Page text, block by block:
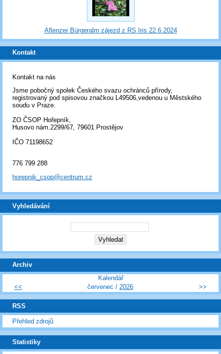
Aflenzer Bürgeralm zájezd z RS Iris 22.6.2024
Kontakt
Kontakt na nás
Jsme pobočný spolek Českého svazu ochránců přírody,
registrovaný pod spisovou značkou L49506,vedenou u Městského
soudu v Praze.
ZO ČSOP Hořepník,
Husovo nám.2299/67, 79601 Prostějov
IČO 71198652
776 799 288
horepnik_csop@centrum.cz
Vyhledávání
Archiv
Kalendář
<<
červenec / 2026 >>
RSS
Přehled zdrojů
Statistiky